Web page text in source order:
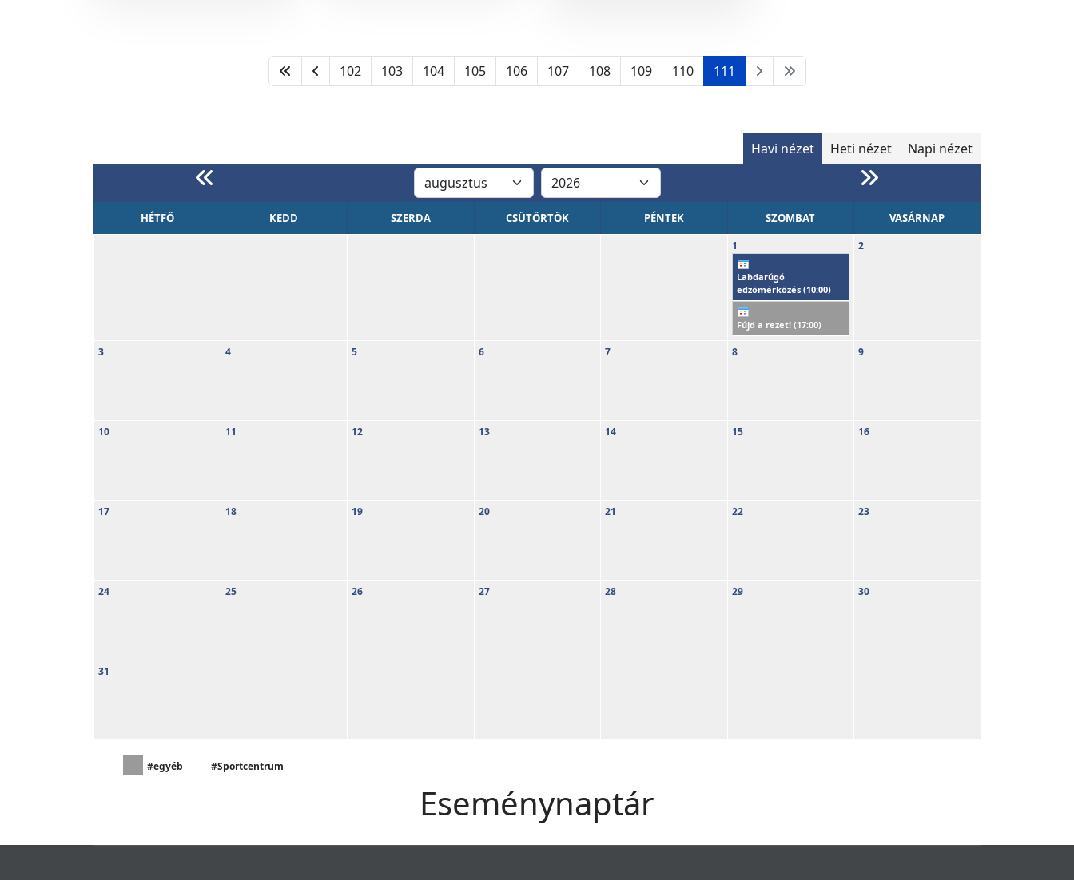
102 103 104 105 106 107 108 109 110 111
Havi nézet Heti nézet Napi nézet
HÉTFŐ KEDD SZERDA CSÜTÖRTÖK PÉNTEK SZOMBAT VASÁRNAP
1
Labdarúgó
edzőmérkőzés (10:00)
Fújd a rezet! (17:00)
2
3 4 5 6 7 8 9
10 11 12 13 14 15 16
17 18 19 20 21 22 23
24 25 26 27 28 29 30
31
#egyéb #Sportcentrum
Eseménynaptár